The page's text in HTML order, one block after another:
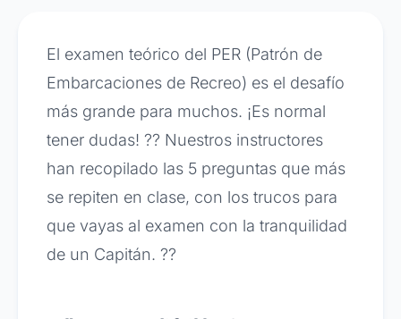
El examen teórico del PER (Patrón de
Embarcaciones de Recreo) es el desafío
más grande para muchos. ¡Es normal
tener dudas! ?? Nuestros instructores
han recopilado las 5 preguntas que más
se repiten en clase, con los trucos para
que vayas al examen con la tranquilidad
de un Capitán. ??